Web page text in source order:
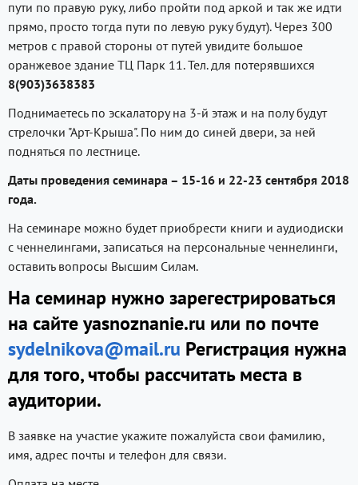
пути по правую руку, либо пройти под аркой и так же идти
прямо, просто тогда пути по левую руку будут). Через 300
метров с правой стороны от путей увидите большое
оранжевое здание ТЦ Парк 11. Тел. для потерявшихся
8(903)3638383
Поднимаетесь по эскалатору на 3-й этаж и на полу будут
стрелочки "Арт-Крыша". По ним до синей двери, за ней
подняться по лестнице.
Даты проведения семинара – 15-16 и 22-23 сентября 2018
года.
На семинаре можно будет приобрести книги и аудиодиски
с ченнелингами, записаться на персональные ченнелинги,
оставить вопросы Высшим Силам.
На семинар нужно зарегестрироваться
на сайте yasnoznanie.ru или по почте
sydelnikova@mail.ru Регистрация нужна
для того, чтобы рассчитать места в
аудитории.
В заявке на участие укажите пожалуйста свои фамилию,
имя, адрес почты и телефон для связи.